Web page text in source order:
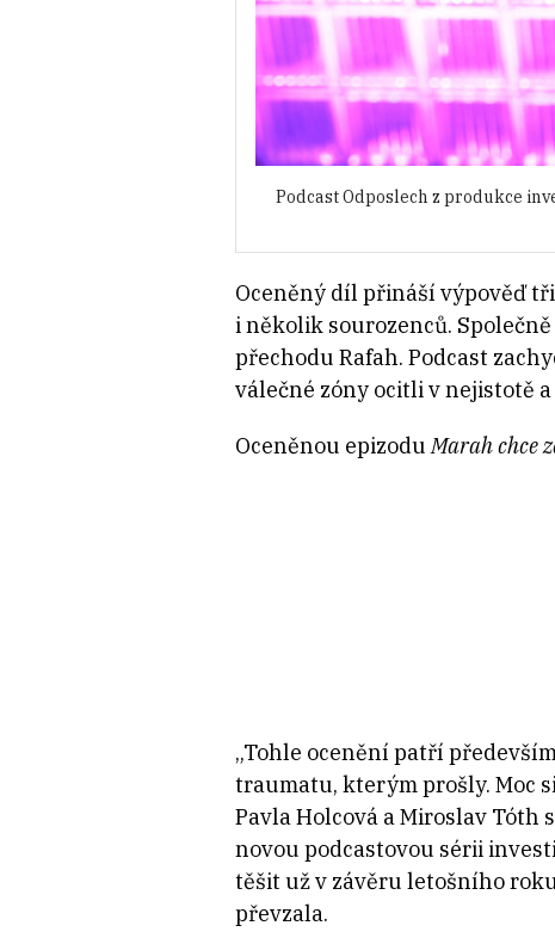
Podcast Odposlech z produkce
Oceněný díl přináší výpověď
i několik sourozenců.
přechodu Rafah. Podcast
válečné zóny ocitli v nejistotě a
Oceněnou epizoduMarah chce
„Tohle ocenění patří
traumatu, kterým prošly. Moc
Pavla Holcová a Miroslav
novou podcastovou sérii
těšit už v závěru letošního
převzala.